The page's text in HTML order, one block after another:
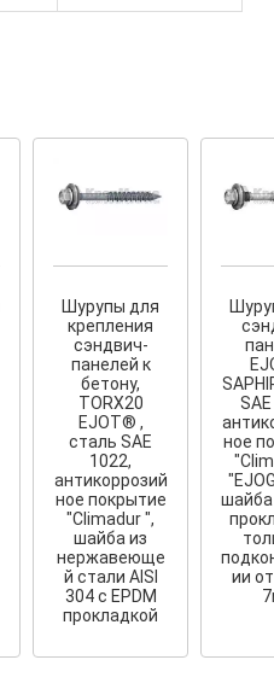
Шурупы для
крепления
сэндвич-
панелей к
бетону,
TORX20
EJOT® ,
сталь SAE
1022,
антикоррозий
ное покрытие
"Сlimadur ",
шайба из
нержавеюще
й стали AISI
304 с EPDM
прокладкой
ное
шайба
ии